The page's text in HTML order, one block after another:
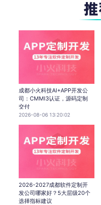
成都小火科技AI+APP开发公
司：CMMI3认证，源码定制
交付
2026-08-06 13:20:02
2026-2027成都软件定制开
发公司哪家好？5大层级20个
选择指标建议